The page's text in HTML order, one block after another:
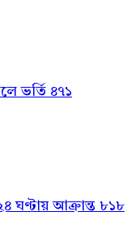
ভর্তি ৪৭১
ঘণ্টায় আক্রান্ত ৮১৮